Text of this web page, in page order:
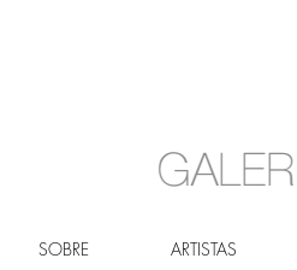
SOBRE ARTISTAS